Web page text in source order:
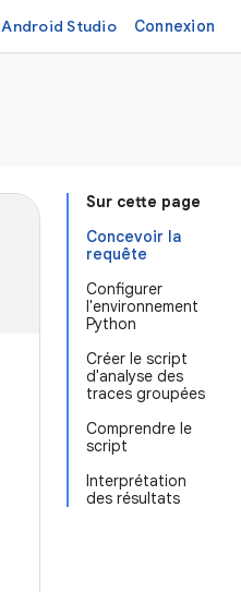
Android Studio Connexion
Sur cette page
Concevoir la
requête
Configurer
l'environnement
Python
Créer le script
d'analyse des
traces groupées
Comprendre le
script
Interprétation
des résultats